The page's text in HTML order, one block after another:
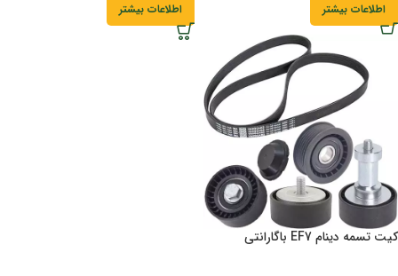
اطلاعات بیشتر اطلاعات بیشتر
کیت تسمه دینام EF7 باگارانتی